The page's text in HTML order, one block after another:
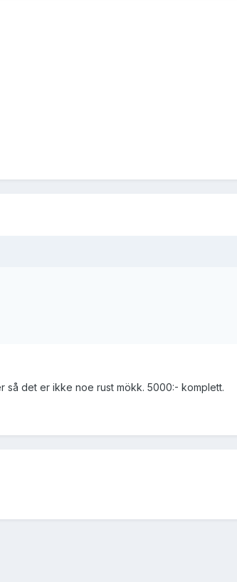
så det er ikke noe rust mökk. 5000:- komplett.